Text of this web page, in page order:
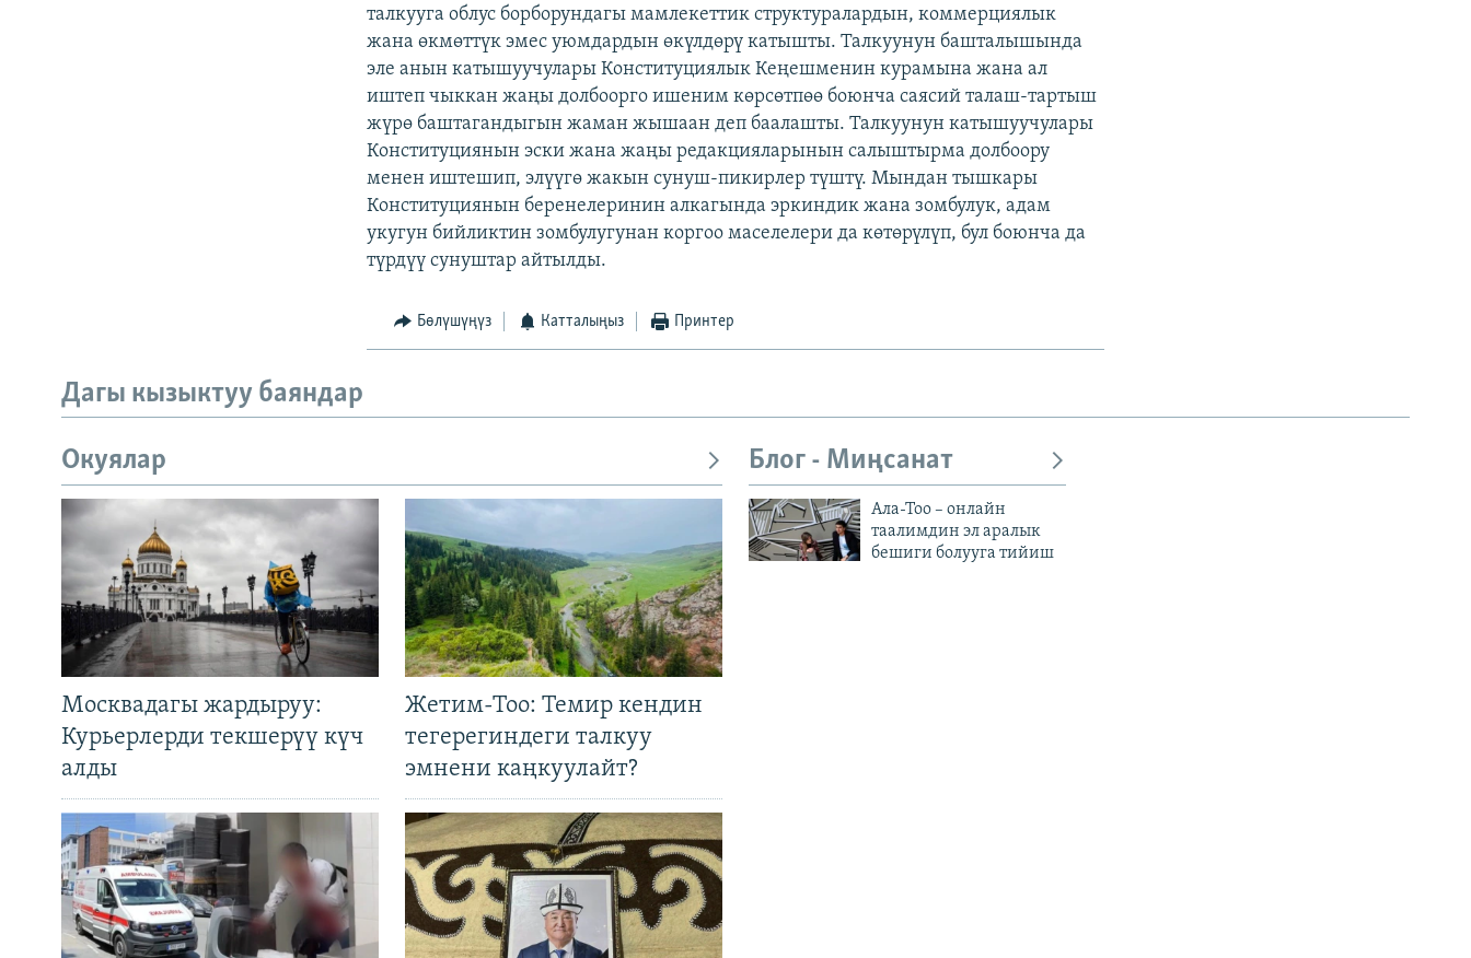
талкууга облус борборундагы мамлекеттик структуралардын, коммерциялык
жана өкмөттүк эмес уюмдардын өкүлдөрү катышты. Талкуунун башталышында
эле анын катышуучулары Конституциялык Кеңешменин курамына жана ал
иштеп чыккан жаңы долбоорго ишеним көрсөтпөө боюнча саясий талаш-тартыш
жүрө баштагандыгын жаман жышаан деп баалашты. Талкуунун катышуучулары
Конституциянын эски жана жаңы редакцияларынын салыштырма долбоору
менен иштешип, элүүгө жакын сунуш-пикирлер түштү. Мындан тышкары
Конституциянын беренелеринин алкагында эркиндик жана зомбулук, адам
укугун бийликтин зомбулугунан коргоо маселелери да көтөрүлүп, бул боюнча да
түрдүү сунуштар айтылды.
Бөлүшүңүз Катталыңыз Принтер
Дагы кызыктуу баяндар
Окуялар
Москвадагы жардыруу:
Курьерлерди текшерүү күч
алды
Жетим-Тоо: Темир кендин
тегерегиндеги талкуу
эмнени каңкуулайт?
Блог - Миңсанат
Ала-Тоо – онлайн
таалимдин эл аралык
бешиги болууга тийиш